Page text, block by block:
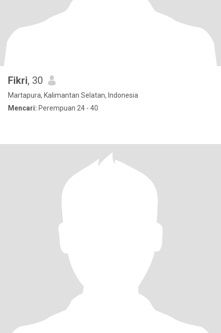
Fikri, 30
Martapura, Kalimantan Selatan, Indonesia
Mencari: Perempuan 24 - 40